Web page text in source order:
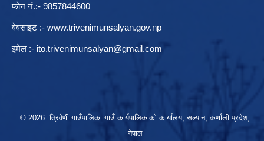
फाेन नं.:- 9857844600
वेवसाइट :- www.trivenimunsalyan.gov.np
इमेल :- ito.trivenimunsalyan@gmail.com
© 2026 त्रिवेणी गाउँपालिका गाउँ कार्यपालिकाकाे कार्यालय, सल्यान, कर्णाली प्रदेश,
नेपाल